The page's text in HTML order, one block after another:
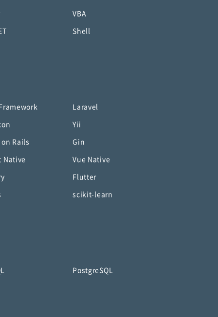
VBA
Shell
Laravel
Yii
on Rails Gin
Native Vue Native
Flutter
scikit-learn
PostgreSQL